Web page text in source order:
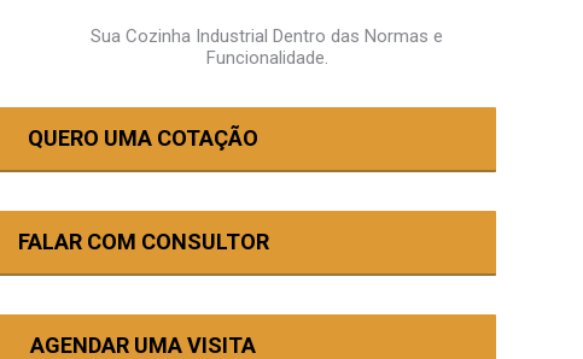
Sua Cozinha Industrial Dentro das Normas e
Funcionalidade.
QUERO UMA COTAÇÃO
FALAR COM CONSULTOR
AGENDAR UMA VISITA